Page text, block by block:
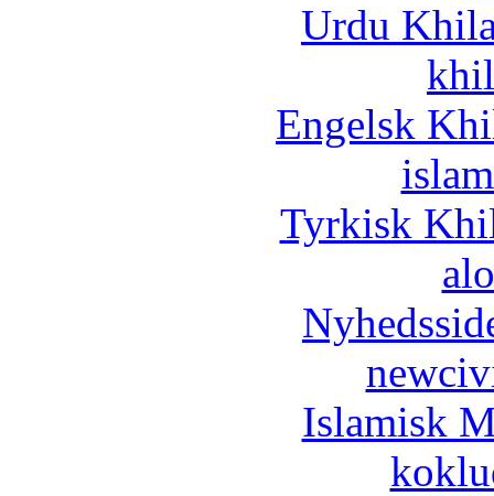
Urdu
Engelsk
Tyrkisk
Islamisk